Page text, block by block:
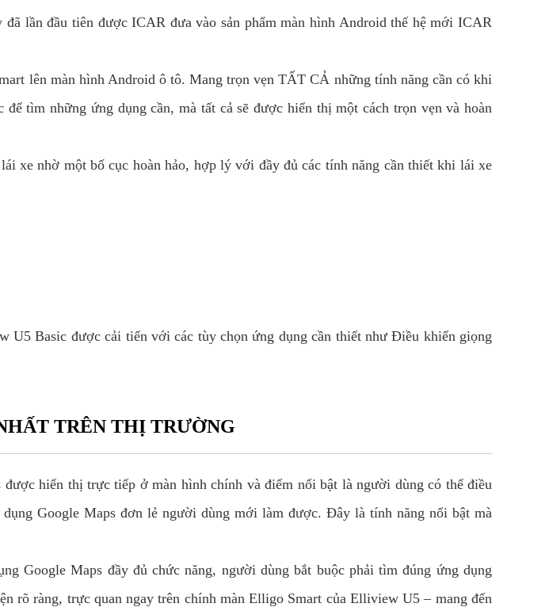
lần đầu tiên được ICAR đưa vào sản phẩm màn hình Android thế hệ mới ICAR
lên màn hình Android ô tô. Mang trọn vẹn TẤT CẢ những tính năng cần có khi
tìm những ứng dụng cần, mà tất cả sẽ được hiển thị một cách trọn vẹn và hoàn
xe nhờ một bố cục hoàn hảo, hợp lý với đầy đủ các tính năng cần thiết khi lái xe
U5 Basic được cải tiến với các tùy chọn ứng dụng cần thiết như Điều khiển giọng
TRÊN THỊ TRƯỜNG
hiển thị trực tiếp ở màn hình chính và điểm nổi bật là người dùng có thể điều
Google Maps đơn lẻ người dùng mới làm được. Đây là tính năng nổi bật mà
Google Maps đầy đủ chức năng, người dùng bắt buộc phải tìm đúng ứng dụng
rõ ràng, trực quan ngay trên chính màn Elligo Smart của Elliview U5 – mang đến